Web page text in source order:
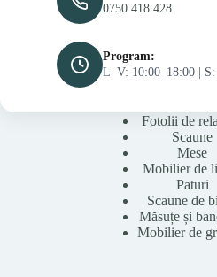
0750 418 428
Program:
L–V: 10:00–18:00 |
Fotolii de
Scaune
Mese
Mobilier de
Paturi
Scaune de
Măsuțe și
Mobilier de